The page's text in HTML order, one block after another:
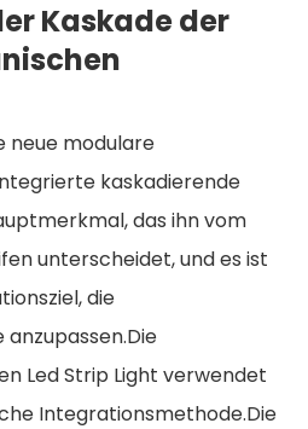
Kaskade der
neue modulare
kaskadierende
das ihn vom
unterscheidet, und es ist
die
Led Strip Light verwendet
Integrationsmethode.Die